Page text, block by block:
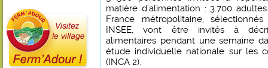
matière d'alimentation : 3.700
France métropolitaine,
INSEE, vont être invités à
alimentaires pendant une semaine
étude individuelle nationale sur les
(INCA 2).